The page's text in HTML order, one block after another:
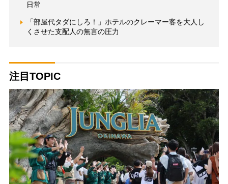
日常
「部屋代タダにしろ！」ホテルのクレーマー客を大人し
くさせた支配人の無言の圧力
注目TOPIC